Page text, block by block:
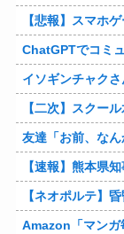
【悲報】スマホゲ
ChatGPTでコミ
イソギンチャクさ
【二次】スクー
友達「お前、なんか
【速報】熊本県知事「報道
【ネオポルテ】
Amazon「マンガ毎週末セ